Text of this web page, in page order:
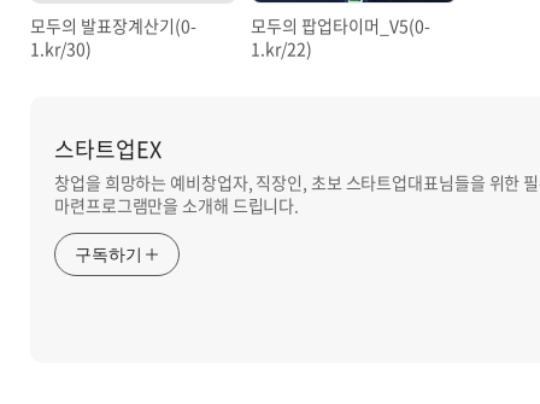
모두의 발표장계산기(0-
1.kr/30)
모두의 팝업타이머_V5(0-
1.kr/22)
스타트업EX
창업을 희망하는 예비창업자, 직장인, 초보 스타트업대표님들을 위한
마련프로그램만을 소개해 드립니다.
구독하기